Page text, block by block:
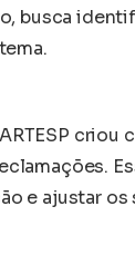
busca
e ajustar